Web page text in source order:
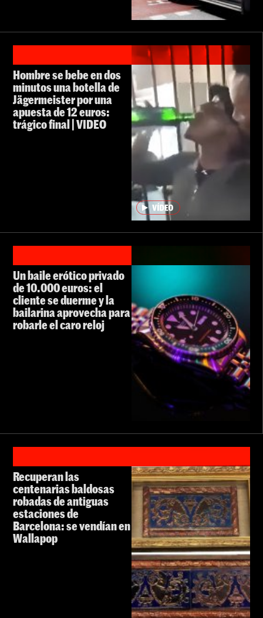
Hombre se bebe en dos
minutos una botella de
Jägermeister por una
apuesta de 12 euros:
trágico final | VIDEO
Un baile erótico privado
de 10.000 euros: el
cliente se duerme y la
bailarina aprovecha para
robarle el caro reloj
Recuperan las
centenarias baldosas
robadas de antiguas
estaciones de
Barcelona: se vendían en
Wallapop